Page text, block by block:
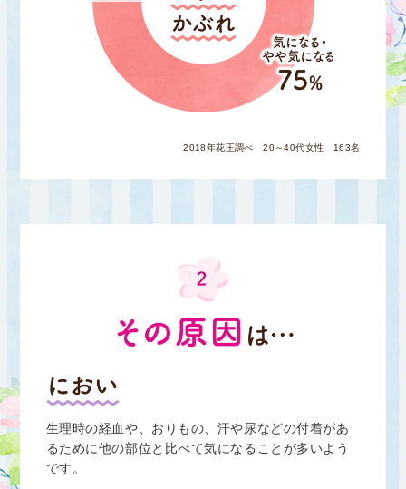
2018年花王調べ 20～40代女性 163名
生理時の経血や、おりもの、汗や尿などの付着があ
るために他の部位と比べて気になることが多いよう
です。